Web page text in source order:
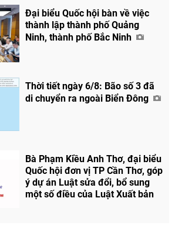
Đại biểu Quốc hội bàn về việc
thành lập thành phố Quảng
Ninh, thành phố Bắc Ninh
Thời tiết ngày 6/8: Bão số 3 đã
di chuyển ra ngoài Biển Đông
Bà Phạm Kiều Anh Thơ, đại biểu
Quốc hội đơn vị TP Cần Thơ, góp
ý dự án Luật sửa đổi, bổ sung
một số điều của Luật Xuất bản